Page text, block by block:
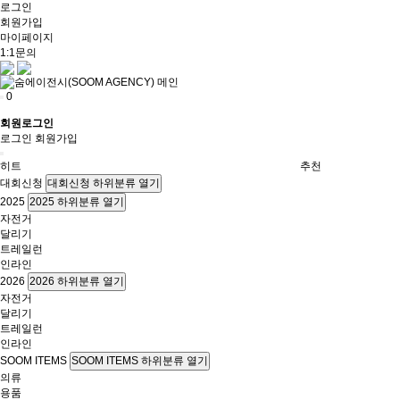
로그인
회원가입
마이페이지
1:1문의
0
회원로그인
로그인 회원가입
히트
추천
대회신청 대회신청 하위분류 열기
2025 2025 하위분류 열기
자전거
달리기
트레일런
인라인
2026 2026 하위분류 열기
자전거
달리기
트레일런
인라인
SOOM ITEMS SOOM ITEMS 하위분류 열기
의류
용품